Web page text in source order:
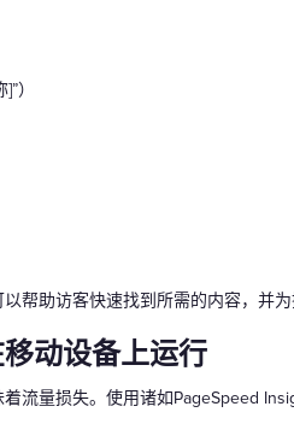
）
帮助访客快速找到所需的内容，并为
动设备上运行
流量损失。使用诸如PageSpeed